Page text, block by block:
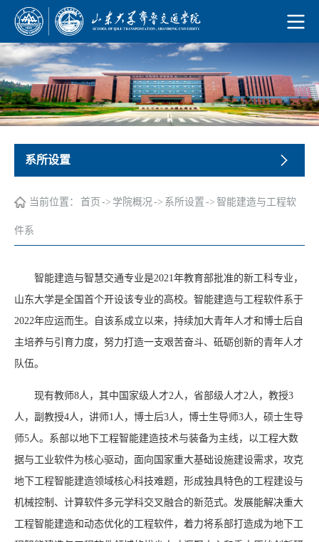
系所设置
当前位置： 首页 -> 学院概况 -> 系所设置 -> 智能建造与工程软
件系
智能建造与智慧交通专业是2021年教育部批准的新工科专业，
山东大学是全国首个开设该专业的高校。智能建造与工程软件系于
2022年应运而生。自该系成立以来，持续加大青年人才和博士后自
主培养与引育力度，努力打造一支艰苦奋斗、砥砺创新的青年人才
队伍。
现有教师8人，其中国家级人才2人，省部级人才2人，教授3
人，副教授4人，讲师1人，博士后3人，博士生导师3人，硕士生导
师5人。系部以地下工程智能建造技术与装备为主线，以工程大数
据与工业软件为核心驱动，面向国家重大基础设施建设需求，攻克
地下工程智能建造领域核心科技难题，形成独具特色的工程建设与
机械控制、计算软件多元学科交叉融合的新范式。发展能解决重大
工程智能建造和动态优化的工程软件，着力将系部打造成为地下工